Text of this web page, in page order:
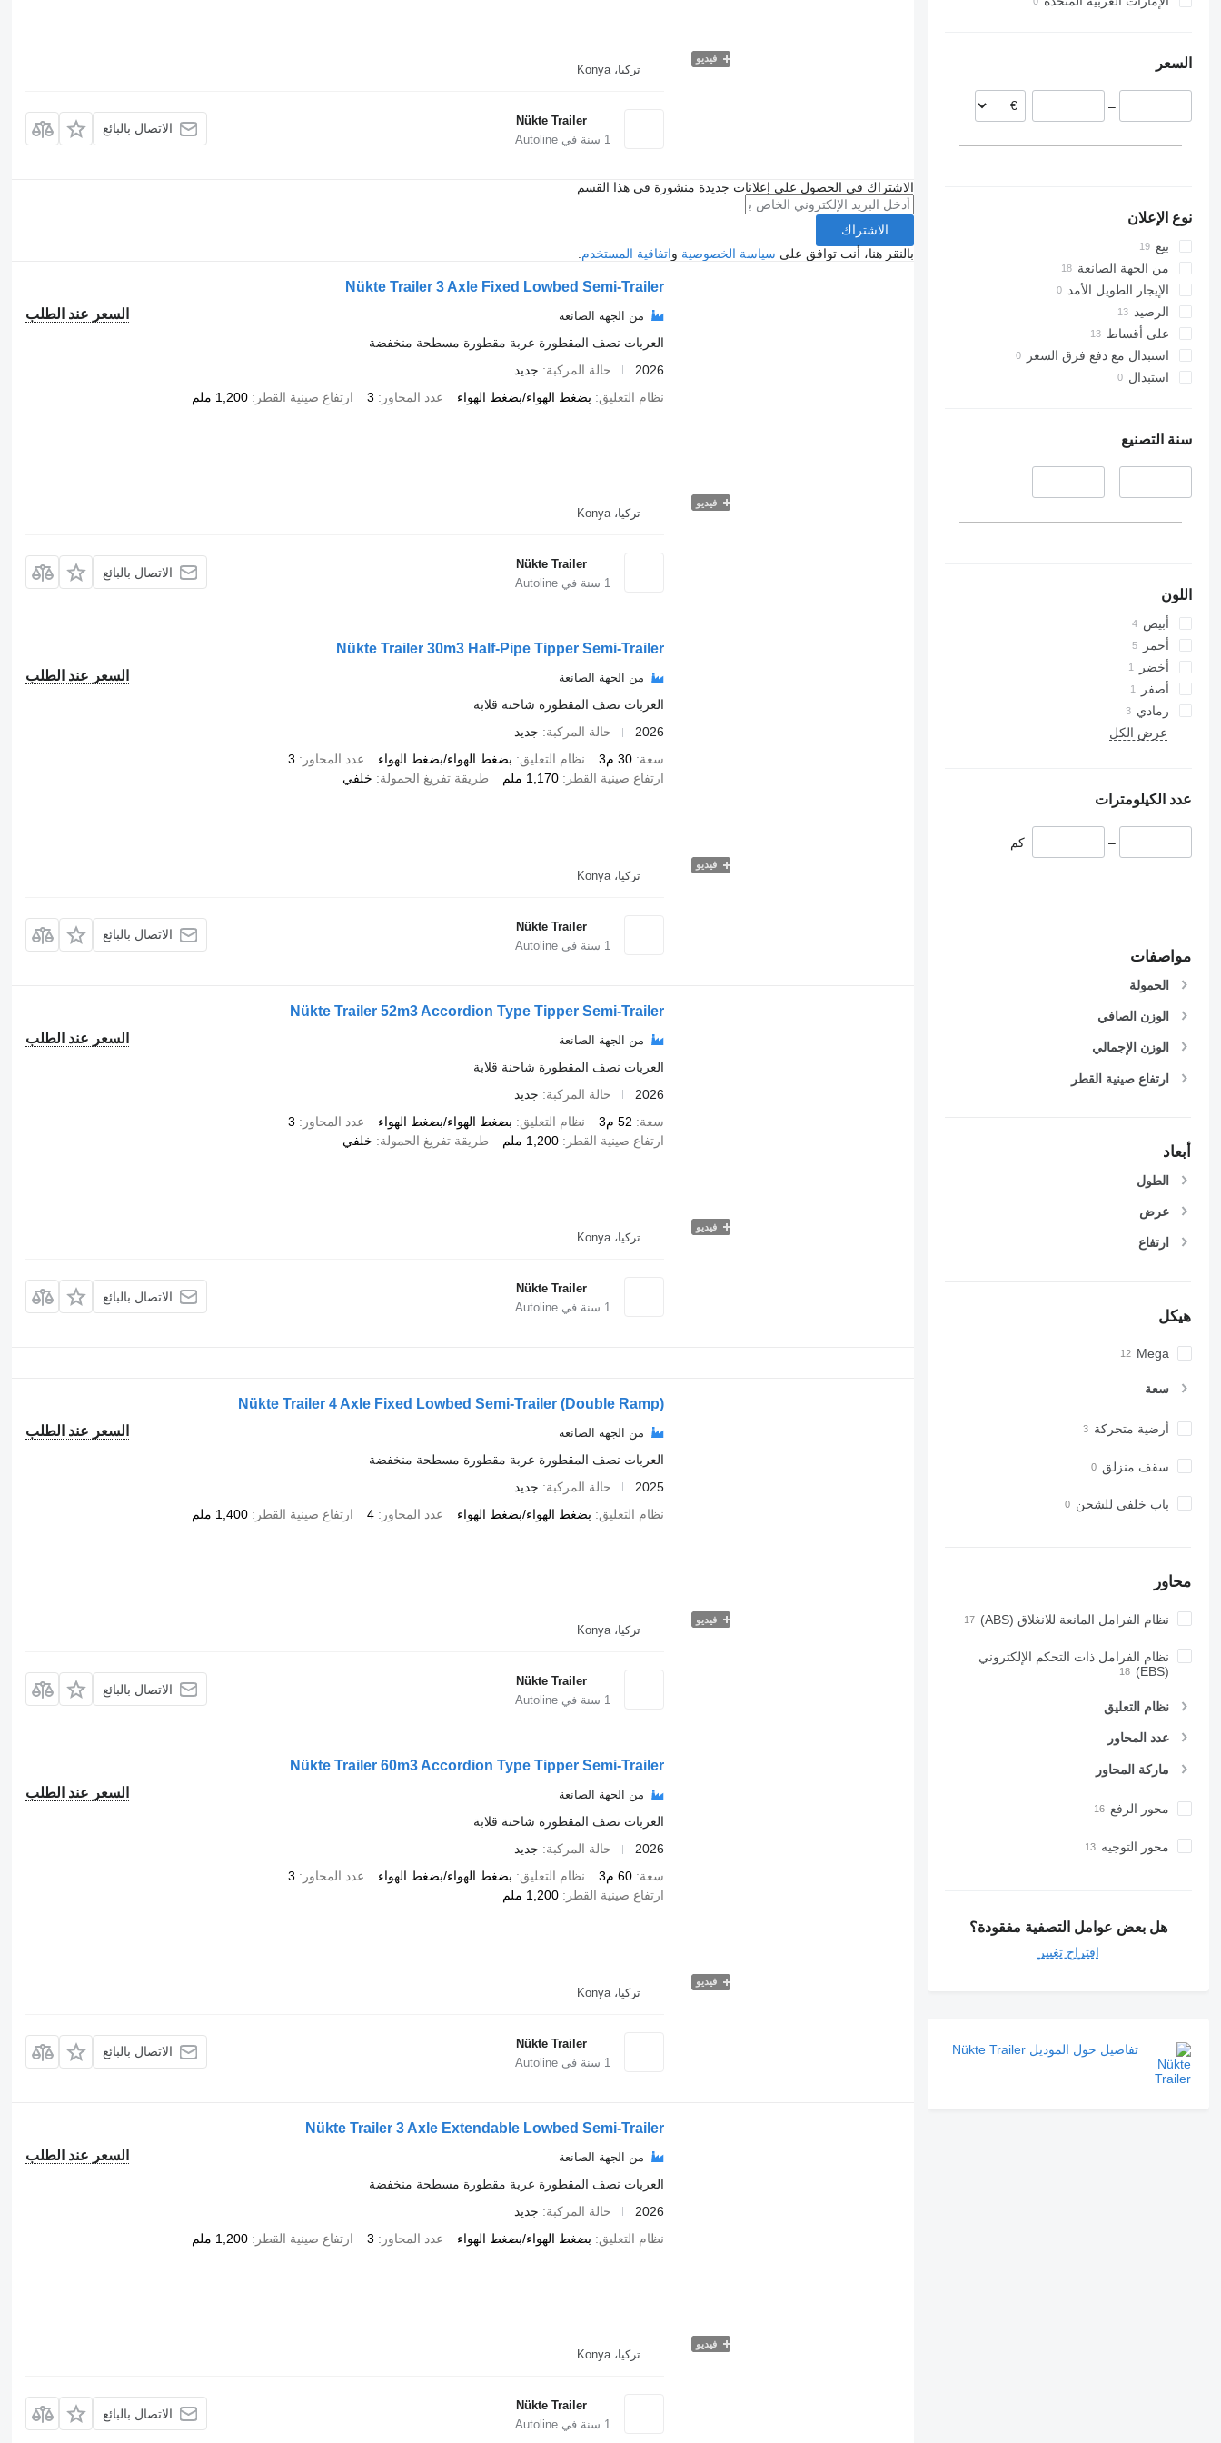
السعر
–
نوع الإعلان
بيع
من الجهة الصانعة
الإيجار الطويل الأمد
الرصيد
على أقساط
استبدال مع دفع فرق السعر
استبدال
سنة التصنيع
–
اللون
أبيض
أحمر
أخضر
أصفر
رمادي
عرض الكل
عدد الكيلومترات
– كم
مواصفات
الحمولة
الوزن الصافي
الوزن الإجمالي
ارتفاع صينية القطر
أبعاد
الطول
عرض
ارتفاع
هيكل
Mega
سعة
أرضية متحركة
سقف منزلق
باب خلفي للشحن
محاور
نظام الفرامل المانعة للانغلاق (ABS)
نظام الفرامل ذات التحكم الإلكتروني
(EBS)
نظام التعليق
عدد المحاور
ماركة المحاور
محور الرفع
محور التوجيه
هل بعض عوامل التصفية مفقودة؟
اقتراح تغيير
تفاصيل حول الموديل Nükte Trailer
فيديو
تركيا، Konya
Nükte Trailer
1 سنة في Autoline
الاتصال بالبائع
الاشتراك في الحصول على إعلانات جديدة منشورة في هذا القسم
الاشتراك
بالنقر هنا، أنت توافق على سياسة الخصوصية واتفاقية المستخدم
فيديو
Nükte Trailer 3 Axle Fixed Lowbed Semi-Trailer
السعر عند الطلب
من الجهة الصانعة
العربات نصف المقطورة عربة مقطورة مسطحة منخفضة
2026
حالة المركبة
جديد
نظام التعليق
بضغط الهواء/بضغط الهواء عدد المحاور 3 ارتفاع صينية القطر 1,200 ملم
تركيا، Konya
Nükte Trailer
1 سنة في Autoline
الاتصال بالبائع
فيديو
Nükte Trailer 30m3 Half-Pipe Tipper Semi-Trailer
السعر عند الطلب
من الجهة الصانعة
العربات نصف المقطورة شاحنة قلابة
2026
حالة المركبة
جديد
سعة 30 م3 نظام التعليق بضغط الهواء/بضغط الهواء عدد المحاور
3
ارتفاع صينية القطر
1,170 ملم طريقة تفريغ الحمولة خلفي
تركيا، Konya
Nükte Trailer
1 سنة في Autoline
الاتصال بالبائع
فيديو
Nükte Trailer 52m3 Accordion Type Tipper Semi-Trailer
السعر عند الطلب
من الجهة الصانعة
العربات نصف المقطورة شاحنة قلابة
2026
حالة المركبة
جديد
سعة
52 م3 نظام التعليق بضغط الهواء/بضغط الهواء عدد المحاور
3
ارتفاع صينية القطر
1,200 ملم طريقة تفريغ الحمولة خلفي
تركيا، Konya
Nükte Trailer
1 سنة في Autoline
الاتصال بالبائع
فيديو
Nükte Trailer 4 Axle Fixed Lowbed Semi-Trailer (Double Ramp)
السعر عند الطلب
من الجهة الصانعة
العربات نصف المقطورة عربة مقطورة مسطحة منخفضة
2025
حالة المركبة
جديد
نظام التعليق
بضغط الهواء/بضغط الهواء عدد المحاور 4 ارتفاع صينية القطر 1,400 ملم
تركيا، Konya
Nükte Trailer
1 سنة في Autoline
الاتصال بالبائع
فيديو
Nükte Trailer 60m3 Accordion Type Tipper Semi-Trailer
السعر عند الطلب
من الجهة الصانعة
العربات نصف المقطورة شاحنة قلابة
2026
حالة المركبة
جديد
سعة 60 م3 نظام التعليق بضغط الهواء/بضغط الهواء عدد المحاور
3
ارتفاع صينية القطر
1,200 ملم
تركيا، Konya
Nükte Trailer
1 سنة في Autoline
الاتصال بالبائع
فيديو
Nükte Trailer 3 Axle Extendable Lowbed Semi-Trailer
السعر عند الطلب
من الجهة الصانعة
العربات نصف المقطورة عربة مقطورة مسطحة منخفضة
2026
حالة المركبة
جديد
نظام التعليق
بضغط الهواء/بضغط الهواء عدد المحاور 3 ارتفاع صينية القطر 1,200 ملم
تركيا، Konya
Nükte Trailer
1 سنة في Autoline
الاتصال بالبائع